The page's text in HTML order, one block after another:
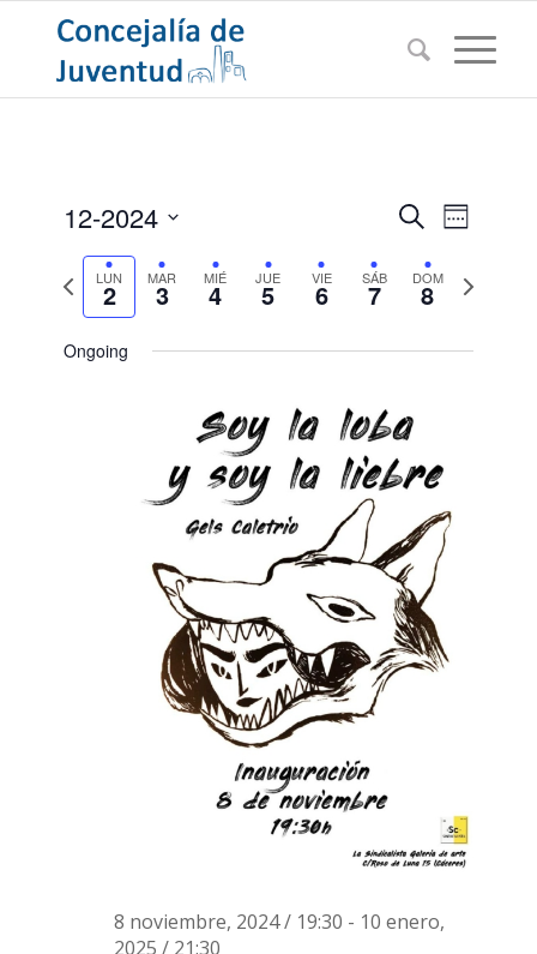
de
vistas
Eventos
Buscar
de
de
Semana
12-2024
Seleccionar
fecha.
Semana
anterior
LUN
2 MAR
3 MIÉ
4 JUE
5 VIE
6 SÁB
7 DOM
8
Semana
Ongoing
8 noviembre, 2024 / 19:30 - 10 enero,
2025 / 21:30